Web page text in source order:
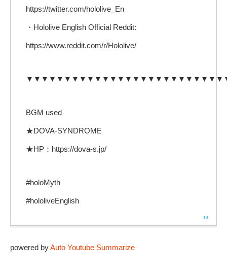
https://twitter.com/hololive_En
・Hololive English Official Reddit:
https://www.reddit.com/r/Hololive/
BGM used
★DOVA-SYNDROME
★HP：https://dova-s.jp/
#holoMyth
#hololiveEnglish
powered byAuto Youtube Summarize